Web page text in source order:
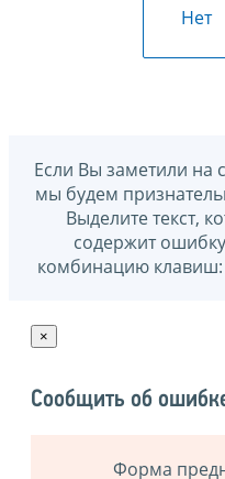
Нет
Если Вы заметили на
мы будем
Выделите текст,
содержит
комбинацию
×
Сообщить об
Форма